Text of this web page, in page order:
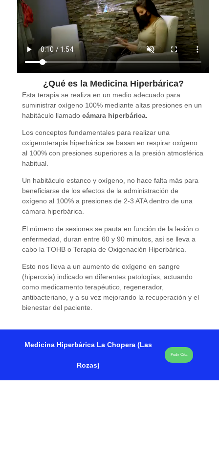
¿Qué es la Medicina Hiperbárica?
Esta terapia se realiza en un medio adecuado para
suministrar oxígeno 100% mediante altas presiones en un
habitáculo llamado cámara hiperbárica.
Los conceptos fundamentales para realizar una
oxigenoterapia hiperbárica se basan en respirar oxígeno
al 100% con presiones superiores a la presión atmosférica
habitual.
Un habitáculo estanco y oxígeno, no hace falta más para
beneficiarse de los efectos de la administración de
oxígeno al 100% a presiones de 2-3 ATA dentro de una
cámara hiperbárica.
El número de sesiones se pauta en función de la lesión o
enfermedad, duran entre 60 y 90 minutos, así se lleva a
cabo la TOHB o Terapia de Oxigenación Hiperbárica.
Esto nos lleva a un aumento de oxígeno en sangre
(hiperoxia) indicado en diferentes patologías, actuando
como medicamento terapéutico, regenerador,
antibacteriano, y a su vez mejorando la recuperación y el
bienestar del paciente.
Medicina Hiperbárica La Chopera (Las
Rozas)
Pedir Cita